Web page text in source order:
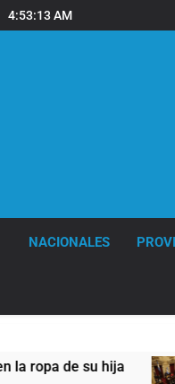
4:53:15 AM
NACIONALES
El peronismo